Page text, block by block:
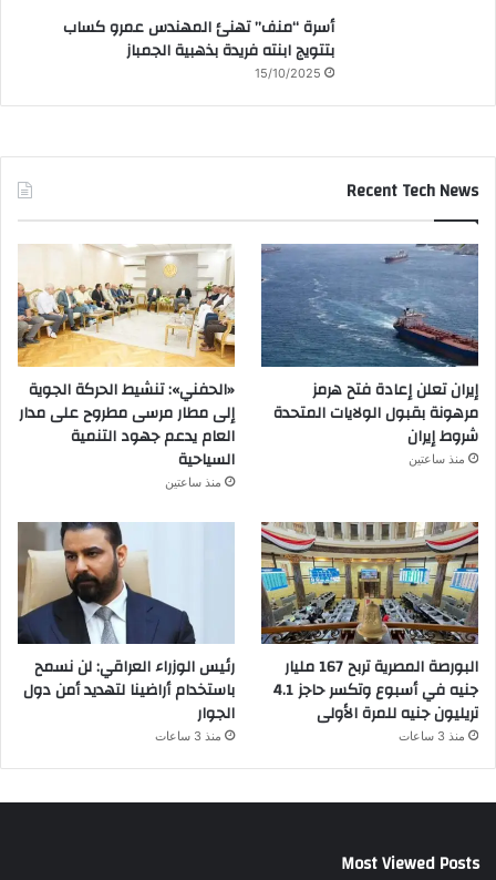
أسرة “منف” تهنئ المهندس عمرو كساب
بتتويج ابنته فريدة بذهبية الجمباز
15/10/2025
Recent Tech News
إيران تعلن إعادة فتح هرمز
مرهونة بقبول الولايات المتحدة
شروط إيران
منذ ساعتين
«الحفني»: تنشيط الحركة الجوية
إلى مطار مرسى مطروح على مدار
العام يدعم جهود التنمية
السياحية
منذ ساعتين
البورصة المصرية تربح 167 مليار
جنيه في أسبوع وتكسر حاجز 4.1
تريليون جنيه للمرة الأولى
منذ 3 ساعات
رئيس الوزراء العراقي: لن نسمح
باستخدام أراضينا لتهديد أمن دول
الجوار
منذ 3 ساعات
Most Viewed Posts